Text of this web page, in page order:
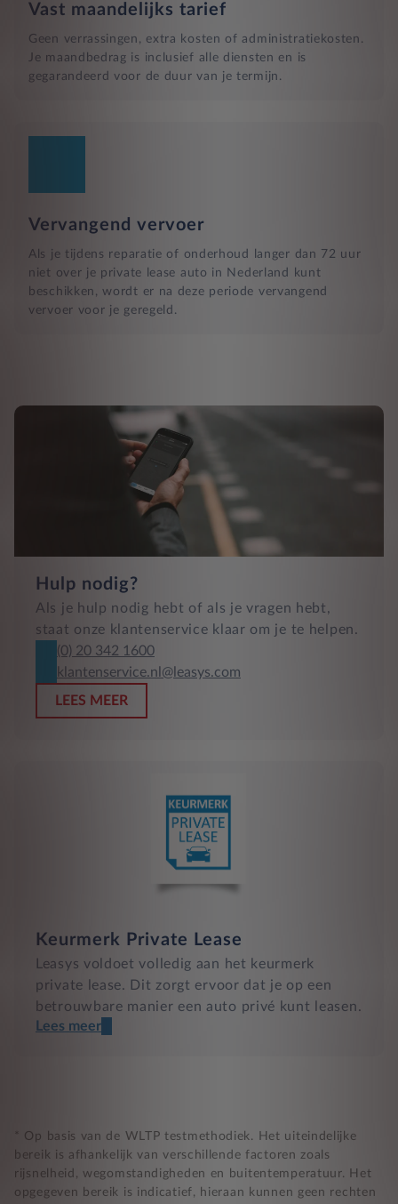
Vast maandelijks tarief
Geen verrassingen, extra kosten of administratiekosten.
Je maandbedrag is inclusief alle diensten en is
gegarandeerd voor de duur van je termijn.
Vervangend vervoer
Als je tijdens reparatie of onderhoud langer dan 72 uur
niet over je private lease auto in Nederland kunt
beschikken, wordt er na deze periode vervangend
vervoer voor je geregeld.
Hulp nodig?
Als je hulp nodig hebt of als je vragen hebt,
staat onze klantenservice klaar om je te helpen.
(0) 20 342 1600
klantenservice.nl@leasys.com
LEES MEER
Keurmerk Private Lease
Leasys voldoet volledig aan het keurmerk
private lease. Dit zorgt ervoor dat je op een
betrouwbare manier een auto privé kunt leasen.
Nooit te hoge financiële lasten
BB 14 dagen bedenktijd
Lees meer
* Op basis van de WLTP testmethodiek. Het uiteindelijke
bereik is afhankelijk van verschillende factoren zoals
rijsnelheid, wegomstandigheden en buitentemperatuur. Het
opgegeven bereik is indicatief, hieraan kunnen geen rechten